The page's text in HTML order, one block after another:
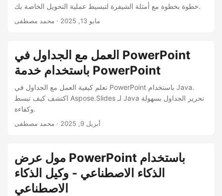
خطوة بخطوة مع أمثلة الشيفرة لتبسيط عملية التحويل الخاصة بك.
مايو 13, 2025 · محمد مصطفى
العمل مع الجداول في PowerPoint
باستخدام خدمة PowerPoint
تعلم كيفية العمل مع الجداول في PowerPoint باستخدام Java.
اكتشف كيف تبسط Aspose.Slides لـ Java تحرير الجداول بسهولة
وكفاءة.
أبريل 9, 2025 · محمد مصطفى
مول عرض PowerPoint باستخدام
الذكاء الاصطناعي - وكيل الذكاء
الاصطناعي